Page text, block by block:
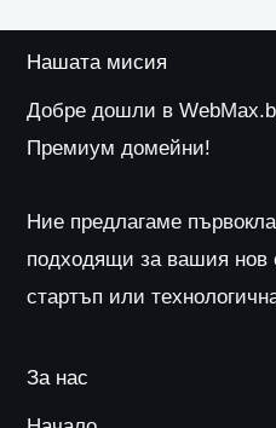
Нашата мисия
Добре дошли в
Премиум домейни!
Ние предлагаме
подходящи за вашия нов
стартъп или
За нас